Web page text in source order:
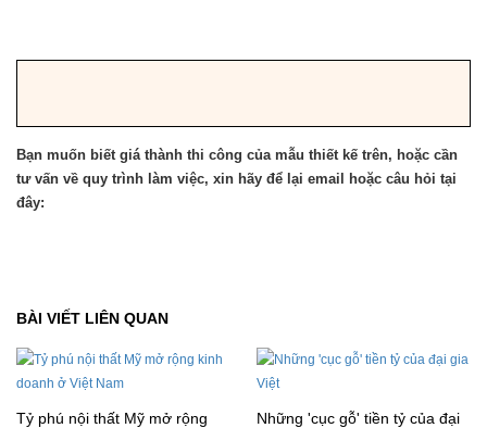
Bạn muốn biết giá thành thi công của mẫu thiết kế trên, hoặc cần
tư vấn về quy trình làm việc, xin hãy để lại email hoặc câu hỏi tại
đây:
BÀI VIẾT LIÊN QUAN
Tỷ phú nội thất Mỹ mở rộng
Những 'cục gỗ' tiền tỷ của đại